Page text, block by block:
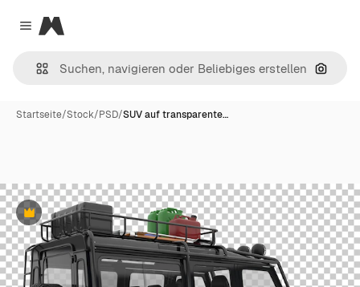
Close menu
Magnific
Nach
Startseite/Stock/PSD/SUV auf transparente…
Premium